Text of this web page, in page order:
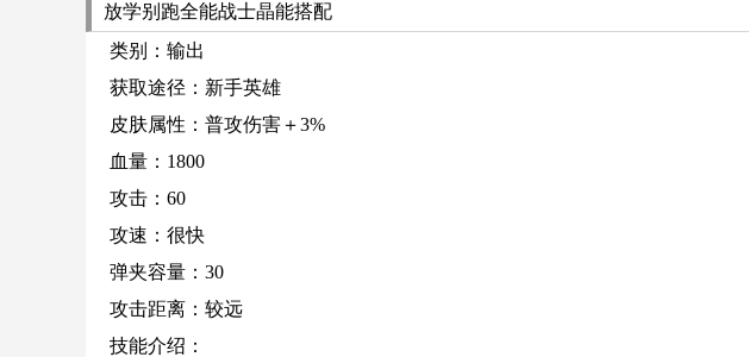
放学别跑全能战士晶能搭配
类别：输出
获取途径：新手英雄
皮肤属性：普攻伤害＋3%
血量：1800
攻击：60
攻速：很快
弹夹容量：30
攻击距离：较远
技能介绍：